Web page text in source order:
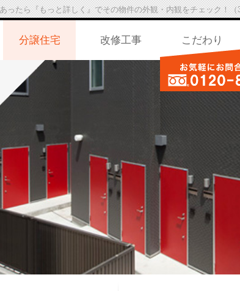
たら『もっと詳しく』でその物件の外観・内観をチェック！（
分譲住宅 改修工事 こだわり